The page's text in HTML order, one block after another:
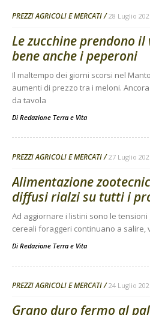
PREZZI AGRICOLI E MERCATI 28 Luglio
Le zucchine prendono il
bene anche i peperoni
Il maltempo dei giorni scorsi nel
aumenti di prezzo tra i meloni.
da tavola
Di Redazione Terra e Vita
PREZZI AGRICOLI E MERCATI 27 Luglio
Alimentazione
diffusi rialzi su tutti i
Ad aggiornare i listini sono le
cereali foraggeri continuano a salire,
Di Redazione Terra e Vita
PREZZI AGRICOLI E MERCATI 24 Luglio
Grano duro fermo al